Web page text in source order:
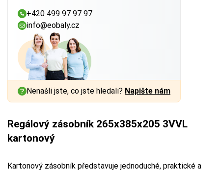
+420 499 97 97 97
info@eobaly.cz
Nenašli jste, co jste hledali? Napište nám
Regálový zásobník 265x385x205 3VVL
kartonový
Kartonový zásobník představuje jednoduché, praktické a